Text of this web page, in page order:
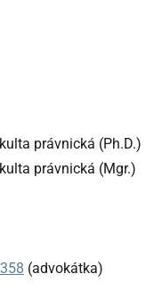
právnická (Ph.D.)
právnická (Mgr.)
(advokátka)